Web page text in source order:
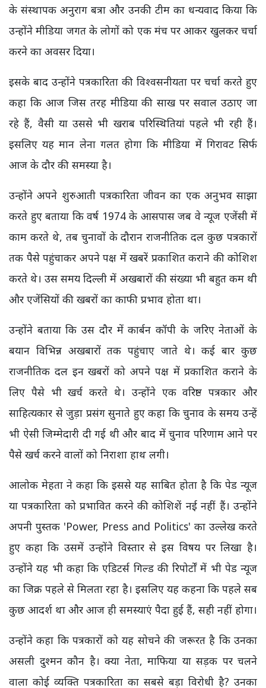
के संस्थापक अनुराग बत्रा और उनकी टीम का धन्यवाद किया कि
उन्होंने मीडिया जगत के लोगों को एक मंच पर आकर खुलकर चर्चा
करने का अवसर दिया।
इसके बाद उन्होंने पत्रकारिता की विश्वसनीयता पर चर्चा करते हुए
कहा कि आज जिस तरह मीडिया की साख पर सवाल उठाए जा
रहे हैं, वैसी या उससे भी खराब परिस्थितियां पहले भी रही हैं।
इसलिए यह मान लेना गलत होगा कि मीडिया में गिरावट सिर्फ
आज के दौर की समस्या है।
उन्होंने अपने शुरुआती पत्रकारिता जीवन का एक अनुभव साझा
करते हुए बताया कि वर्ष 1974 के आसपास जब वे न्यूज एजेंसी में
काम करते थे, तब चुनावों के दौरान राजनीतिक दल कुछ पत्रकारों
तक पैसे पहुंचाकर अपने पक्ष में खबरें प्रकाशित कराने की कोशिश
करते थे। उस समय दिल्ली में अखबारों की संख्या भी बहुत कम थी
और एजेंसियों की खबरों का काफी प्रभाव होता था।
उन्होंने बताया कि उस दौर में कार्बन कॉपी के जरिए नेताओं के
बयान विभिन्न अखबारों तक पहुंचाए जाते थे। कई बार कुछ
राजनीतिक दल इन खबरों को अपने पक्ष में प्रकाशित कराने के
लिए पैसे भी खर्च करते थे। उन्होंने एक वरिष्ठ पत्रकार और
साहित्यकार से जुड़ा प्रसंग सुनाते हुए कहा कि चुनाव के समय उन्हें
भी ऐसी जिम्मेदारी दी गई थी और बाद में चुनाव परिणाम आने पर
पैसे खर्च करने वालों को निराशा हाथ लगी।
आलोक मेहता ने कहा कि इससे यह साबित होता है कि पेड न्यूज
या पत्रकारिता को प्रभावित करने की कोशिशें नई नहीं हैं। उन्होंने
अपनी पुस्तक 'Power, Press and Politics' का उल्लेख करते
हुए कहा कि उसमें उन्होंने विस्तार से इस विषय पर लिखा है।
उन्होंने यह भी कहा कि एडिटर्स गिल्ड की रिपोर्टों में भी पेड न्यूज
का जिक्र पहले से मिलता रहा है। इसलिए यह कहना कि पहले सब
कुछ आदर्श था और आज ही समस्याएं पैदा हुई हैं, सही नहीं होगा।
उन्होंने कहा कि पत्रकारों को यह सोचने की जरूरत है कि उनका
असली दुश्मन कौन है। क्या नेता, माफिया या सड़क पर चलने
वाला कोई व्यक्ति पत्रकारिता का सबसे बड़ा विरोधी है? उनका